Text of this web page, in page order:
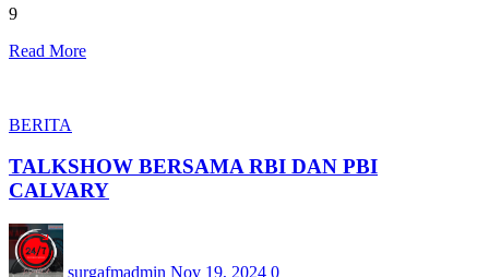
9
Read More
BERITA
TALKSHOW BERSAMA RBI DAN PBI
CALVARY
surgafmadmin Nov 19, 2024 0